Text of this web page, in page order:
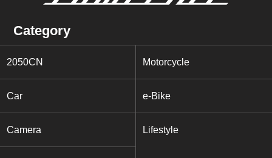
Category
2050CN Motorcycle
Car e-Bike
Camera Lifestyle